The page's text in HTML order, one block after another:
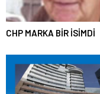
CHP MARKA BİR İSİMDİ